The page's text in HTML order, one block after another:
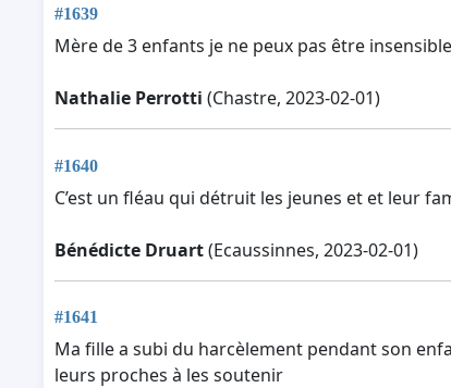
#1639
Mère de 3 enfants je ne peux pas être
Nathalie Perrotti (Chastre, 2023-02-01)
#1640
C’est un fléau qui détruit les jeunes et et leur
Bénédicte Druart(Ecaussinnes, 2023-02-01)
#1641
Ma fille a subi du harcèlement pendant son
leurs proches à les soutenir